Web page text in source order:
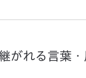
がれる言葉・